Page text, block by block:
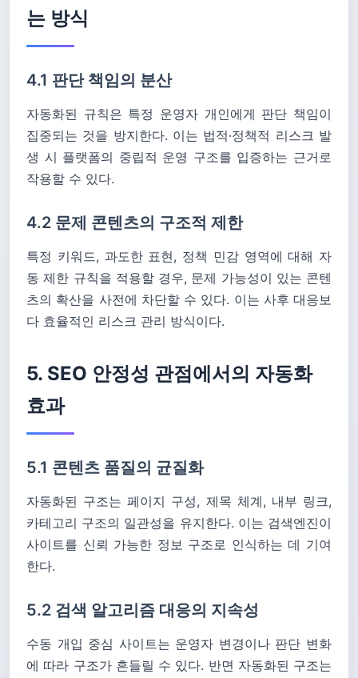
는 방식
4.1 판단 책임의 분산
자동화된 규칙은 특정 운영자 개인에게 판단 책임이
집중되는 것을 방지한다. 이는 법적·정책적 리스크 발
생 시 플랫폼의 중립적 운영 구조를 입증하는 근거로
작용할 수 있다.
4.2 문제 콘텐츠의 구조적 제한
특정 키워드, 과도한 표현, 정책 민감 영역에 대해 자
동 제한 규칙을 적용할 경우, 문제 가능성이 있는 콘텐
츠의 확산을 사전에 차단할 수 있다. 이는 사후 대응보
다 효율적인 리스크 관리 방식이다.
5. SEO 안정성 관점에서의 자동화
효과
5.1 콘텐츠 품질의 균질화
자동화된 구조는 페이지 구성, 제목 체계, 내부 링크,
카테고리 구조의 일관성을 유지한다. 이는 검색엔진이
사이트를 신뢰 가능한 정보 구조로 인식하는 데 기여
한다.
5.2 검색 알고리즘 대응의 지속성
수동 개입 중심 사이트는 운영자 변경이나 판단 변화
에 따라 구조가 흔들릴 수 있다. 반면 자동화된 구조는